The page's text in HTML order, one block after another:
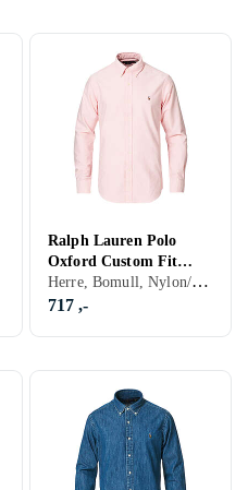
Ralph Lauren Polo
Oxford Custom Fit
Shirt (Herre)
Herre, Bomull, Nylon/Polyamid, Polyester, Elastan/Spandex/Lycra, Mesh, Flanell, Denim, Cord, Chambray, Sort, Hvit, Grå, Turkis, Brun, Blå, Rød, Gul, Oransje, Grønn, Beige, Rosa, Lilla, Khaki, Rutete, Logo
717 ,-